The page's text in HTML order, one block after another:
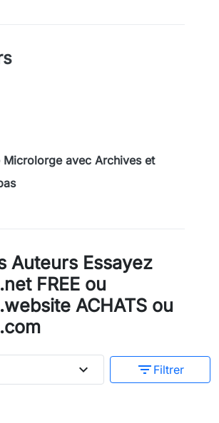
Microlorge avec Archives et
Auteurs Essayez
FREE ou
ACHATS ou
expand_more filter_list Filtrer